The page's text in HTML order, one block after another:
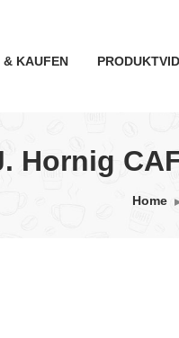
& KAUFEN
Hornig
Home